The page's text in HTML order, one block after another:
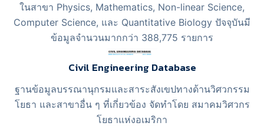
ในสาขา Physics, Mathematics, Non-linear Science,
Computer Science, และ Quantitative Biology ปัจจุบันมี
ข้อมูลจำนวนมากกว่า 388,775 รายการ
Civil Engineering Database
ฐานข้อมูลบรรณานุกรมและสาระสังเขปทางด้านวิศวกรรม
โยธา และสาขาอื่น ๆ ที่เกี่ยวข้อง จัดทำโดย สมาคมวิศวกร
โยธาแห่งอเมริกา